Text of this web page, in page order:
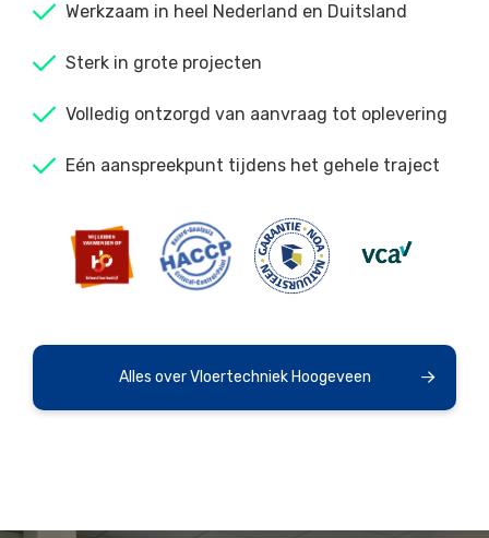
Werkzaam in heel Nederland en Duitsland
Sterk in grote projecten
Volledig ontzorgd van aanvraag tot oplevering
Eén aanspreekpunt tijdens het gehele traject
Alles over Vloertechniek Hoogeveen